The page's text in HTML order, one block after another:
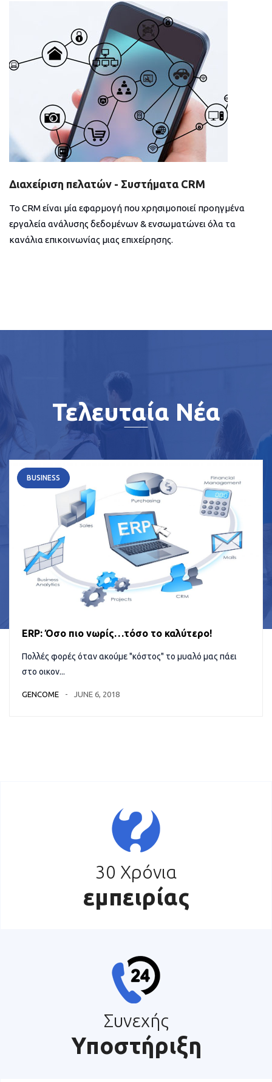
Διαχείριση πελατών - Συστήματα CRM
Το CRM είναι μία εφαρμογή που χρησιμοποιεί προηγμένα
εργαλεία ανάλυσης δεδομένων & ενσωματώνει όλα τα
κανάλια επικοινωνίας μιας επιχείρησης.
Τελευταία Νέα
BUSINESS
ERP: Όσο πιο νωρίς…τόσο το καλύτερο!
Πολλές φορές όταν ακούμε "κόστος" το μυαλό μας πάει
στο οικον...
GENCOME JUNE 6, 2018
30 Χρόνια
εμπειρίας
Συνεχής
Υποστήριξη